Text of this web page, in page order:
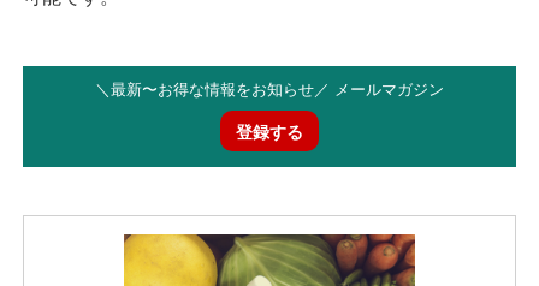
＼最新〜お得な情報をお知らせ／ メールマガジン
登録する